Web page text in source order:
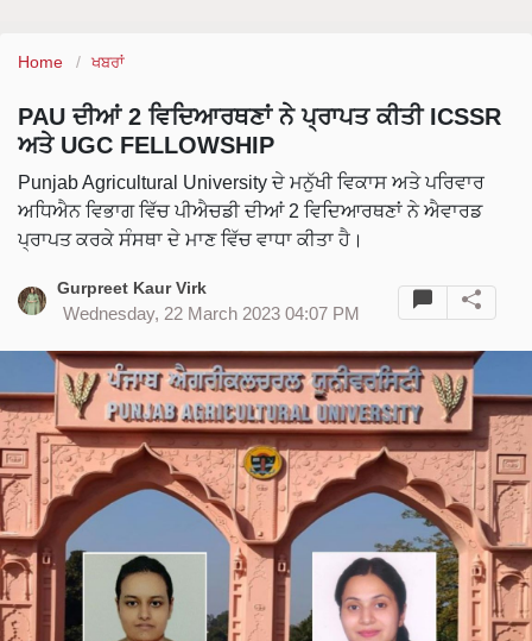
Home ਖਬਰਾਂ
PAU ਦੀਆਂ 2 ਵਿਦਿਆਰਥਣਾਂ ਨੇ ਪ੍ਰਾਪਤ ਕੀਤੀ ICSSR
ਅਤੇ UGC FELLOWSHIP
Punjab Agricultural University ਦੇ ਮਨੁੱਖੀ ਵਿਕਾਸ ਅਤੇ ਪਰਿਵਾਰ
ਅਧਿਐਨ ਵਿਭਾਗ ਵਿੱਚ ਪੀਐਚਡੀ ਦੀਆਂ 2 ਵਿਦਿਆਰਥਣਾਂ ਨੇ ਐਵਾਰਡ
ਪ੍ਰਾਪਤ ਕਰਕੇ ਸੰਸਥਾ ਦੇ ਮਾਣ ਵਿੱਚ ਵਾਧਾ ਕੀਤਾ ਹੈ।
Gurpreet Kaur Virk
Wednesday, 22 March 2023 04:07 PM